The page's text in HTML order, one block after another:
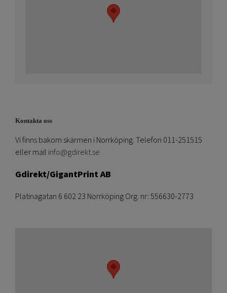
Kontakta oss
Vi finns bakom skärmen i Norrköping. Telefon 011-251515
eller mail info@gdirekt.se
Gdirekt/GigantPrint AB
Platinagatan 6 602 23 Norrköping Org. nr: 556630-2773